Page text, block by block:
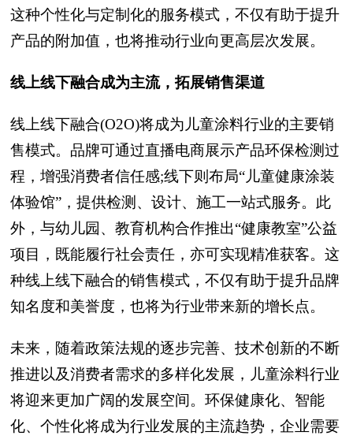
这种个性化与定制化的服务模式，不仅有助于提升
产品的附加值，也将推动行业向更高层次发展。
线上线下融合成为主流，拓展销售渠道
线上线下融合(O2O)将成为儿童涂料行业的主要销
售模式。品牌可通过直播电商展示产品环保检测过
程，增强消费者信任感;线下则布局“儿童健康涂装
体验馆”，提供检测、设计、施工一站式服务。此
外，与幼儿园、教育机构合作推出“健康教室”公益
项目，既能履行社会责任，亦可实现精准获客。这
种线上线下融合的销售模式，不仅有助于提升品牌
知名度和美誉度，也将为行业带来新的增长点。
未来，随着政策法规的逐步完善、技术创新的不断
推进以及消费者需求的多样化发展，儿童涂料行业
将迎来更加广阔的发展空间。环保健康化、智能
化、个性化将成为行业发展的主流趋势，企业需要